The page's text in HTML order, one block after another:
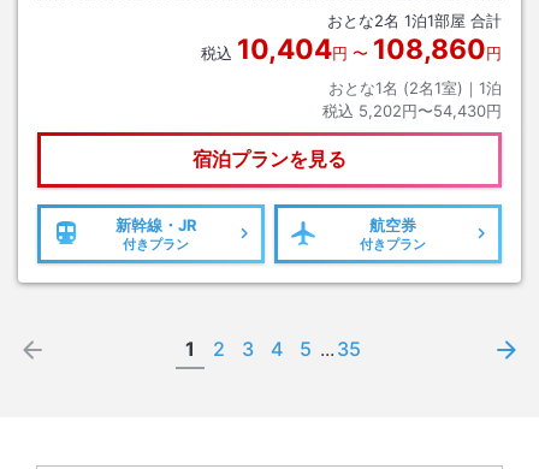
おとな2名 1泊1部屋 合計
税込 10,404円 〜 108,860円
おとな1名 (2名1室)｜ 1泊
税込 5,202円〜54,430円
宿泊プランを見る
新幹線・JR
付きプラン
航空券
付きプラン
1 2 3 4 5 ... 35